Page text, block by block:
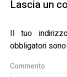
Lascia un
Il tuo
obbligatori